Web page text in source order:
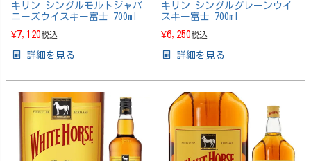
キリン シングルモルトジャパ
ニーズウイスキー富士 700ml
¥7,120税込
詳細を見る
キリン シングルグレーンウイ
スキー富士 700ml
¥6,250税込
詳細を見る